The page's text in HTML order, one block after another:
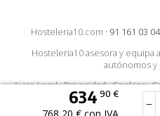
634 90 €
–
Hosteleria10.com · 91 161 03 04
Hosteleria10 asesora y equipa
autónomos y
Aviso Legal·Privacidad·Cookies·